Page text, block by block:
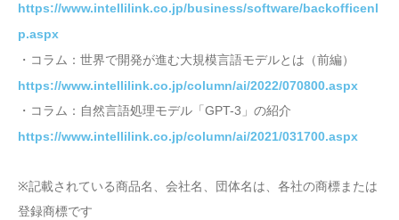
https://www.intellilink.co.jp/business/software/backofficenl
p.aspx
・コラム：世界で開発が進む大規模言語モデルとは（前編）
https://www.intellilink.co.jp/column/ai/2022/070800.aspx
・コラム：自然言語処理モデル「GPT-3」の紹介
https://www.intellilink.co.jp/column/ai/2021/031700.aspx
※記載されている商品名、会社名、団体名は、各社の商標または
登録商標です